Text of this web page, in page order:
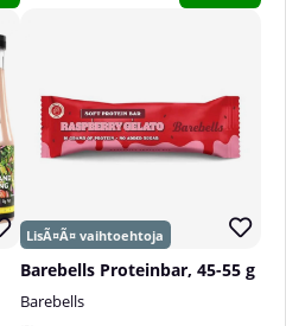
Barebells Proteinbar, 45-55 g
Barebells